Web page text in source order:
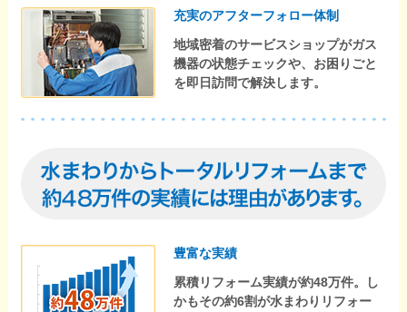
充実のアフターフォロー体制
地域密着のサービスショップがガス
機器の状態チェックや、お困りごと
を即日訪問で解決します。
豊富な実績
累積リフォーム実績が約48万件。し
かもその約6割が水まわりリフォー